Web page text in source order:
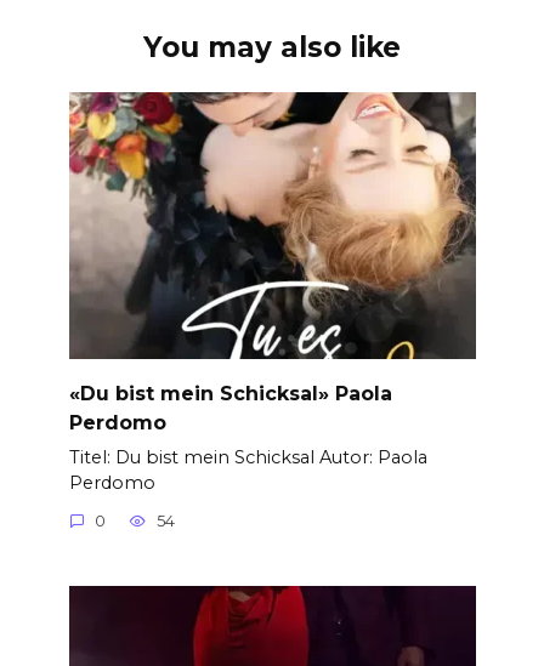
You may also like
«Du bist mein Schicksal» Paola
Perdomo
Titel: Du bist mein Schicksal Autor: Paola
Perdomo
0 54